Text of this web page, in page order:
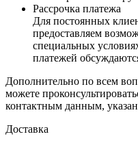
Рассрочка платежа
Для постоянных
предоставляем
специальных
платежей
Дополнительно по всем
можете
контактным данным,
Доставка